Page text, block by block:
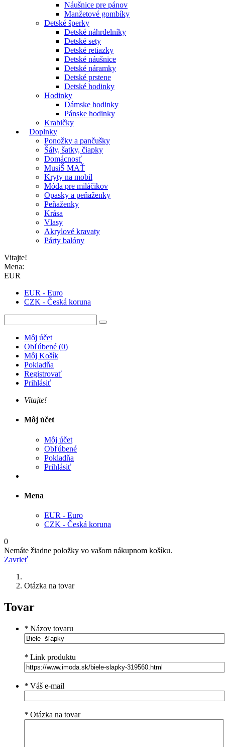
Náušnice pre pánov
Manžetové gombíky
Detské šperky
Detské náhrdelníky
Detské sety
Detské retiazky
Detské náušnice
Detské náramky
Detské prstene
Detské hodinky
Hodinky
Dámske hodinky
Pánske hodinky
Krabičky
Doplnky
Ponožky a pančušky
Šály, šatky, čiapky
Domácnosť
MusíŠ MAŤ
Kryty na mobil
Móda pre miláčikov
Opasky a peňaženky
Peňaženky
Krása
Vlasy
Akrylové kravaty
Párty balóny
Vitajte!
Mena:
EUR
EUR - Euro
CZK - Česká koruna
Môj účet
Obľúbené (0)
Môj Košík
Pokladňa
Registrovať
Prihlásiť
Vitajte!
Môj účet
Môj účet
Obľúbené
Pokladňa
Prihlásiť
Mena
EUR - Euro
CZK - Česká koruna
0
Nemáte žiadne položky vo vašom nákupnom košíku.
Zavrieť
Otázka na tovar
Tovar
* Názov tovaru
* Link produktu
* Váš e-mail
* Otázka na tovar